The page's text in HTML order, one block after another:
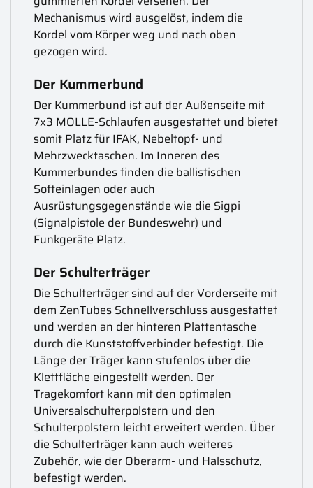
Mechanismus wird ausgelöst, indem die
Kordel vom Körper weg und nach oben
gezogen wird.
Der Kummerbund
Der Kummerbund ist auf der Außenseite mit
7x3 MOLLE-Schlaufen ausgestattet und bietet
somit Platz für IFAK, Nebeltopf- und
Mehrzwecktaschen. Im Inneren des
Kummerbundes finden die ballistischen
Softeinlagen oder auch
Ausrüstungsgegenstände wie die Sigpi
(Signalpistole der Bundeswehr) und
Funkgeräte Platz.
Der Schulterträger
Die Schulterträger sind auf der Vorderseite mit
dem ZenTubes Schnellverschluss ausgestattet
und werden an der hinteren Plattentasche
durch die Kunststoffverbinder befestigt. Die
Länge der Träger kann stufenlos über die
Klettfläche eingestellt werden. Der
Tragekomfort kann mit den optimalen
Universalschulterpolstern und den
Schulterpolstern leicht erweitert werden. Über
die Schulterträger kann auch weiteres
Zubehör, wie der Oberarm- und Halsschutz,
befestigt werden.